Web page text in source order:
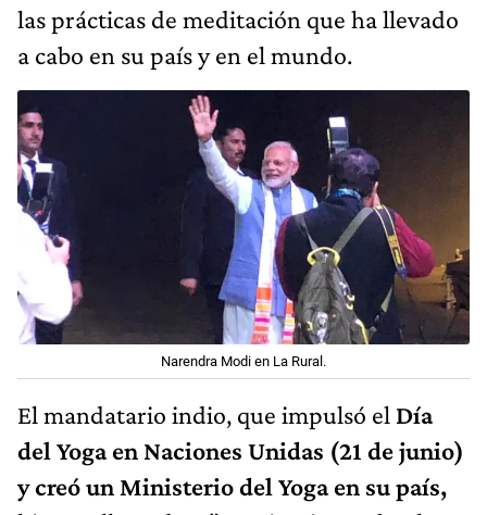
las prácticas de meditación que ha llevado
a cabo en su país y en el mundo.
Narendra Modi en La Rural.
El mandatario indio, que impulsó el Día
del Yoga en Naciones Unidas (21 de junio)
y creó un Ministerio del Yoga en su país,